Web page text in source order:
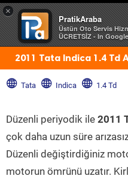
×
PratikAraba
Üstün Oto Servis
ÜCRETSİZ - In
2011 Tata Indica 1.4 Td
Tata Indica 1.4 Td
Düzenli periyodik ile 2011
çok daha uzun süre
Düzenli değiştirdiğiniz
motorun ömrünü uzatır.